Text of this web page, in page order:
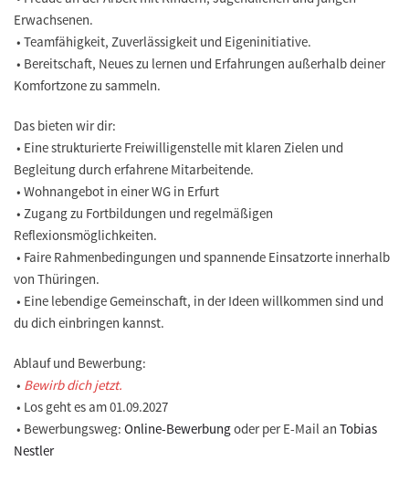
Erwachsenen.
• Teamfähigkeit, Zuverlässigkeit und Eigeninitiative.
• Bereitschaft, Neues zu lernen und Erfahrungen außerhalb deiner
Komfortzone zu sammeln.
Das bieten wir dir:
• Eine strukturierte Freiwilligenstelle mit klaren Zielen und
Begleitung durch erfahrene Mitarbeitende.
• Wohnangebot in einer WG in Erfurt
• Zugang zu Fortbildungen und regelmäßigen
Reflexionsmöglichkeiten.
• Faire Rahmenbedingungen und spannende Einsatzorte innerhalb
von Thüringen.
• Eine lebendige Gemeinschaft, in der Ideen willkommen sind und
du dich einbringen kannst.
Ablauf und Bewerbung:
• Bewirb dich jetzt.
• Los geht es am 01.09.2027
• Bewerbungsweg: Online-Bewerbungoder per E-Mail an Tobias
Nestler